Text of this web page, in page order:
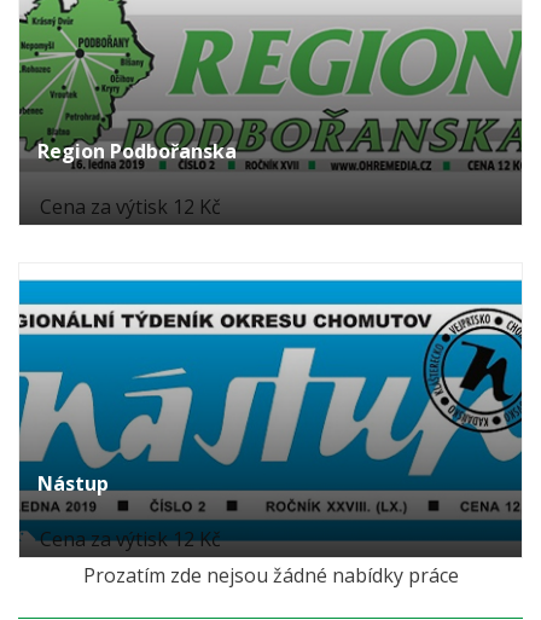
Region Podbořanska
Cena za výtisk 12 Kč
Nástup
Cena za výtisk 12 Kč
Prozatím zde nejsou žádné nabídky práce